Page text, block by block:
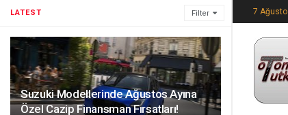
LATEST Filter
Suzuki Modellerinde Ağustos Ayına
Özel Cazip Finansman Fırsatları!
7